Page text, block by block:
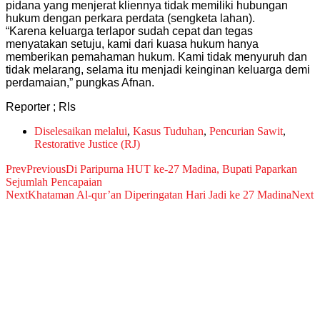
pidana yang menjerat kliennya tidak memiliki hubungan
hukum dengan perkara perdata (sengketa lahan).
“Karena keluarga terlapor sudah cepat dan tegas
menyatakan setuju, kami dari kuasa hukum hanya
memberikan pemahaman hukum. Kami tidak menyuruh dan
tidak melarang, selama itu menjadi keinginan keluarga demi
perdamaian,” pungkas Afnan.
Reporter ; Rls
Diselesaikan melalui, Kasus Tuduhan, Pencurian Sawit,
Restorative Justice (RJ)
PrevPreviousDi Paripurna HUT ke-27 Madina, Bupati Paparkan
Sejumlah Pencapaian
NextKhataman Al-qur’an Diperingatan Hari Jadi ke 27 MadinaNext